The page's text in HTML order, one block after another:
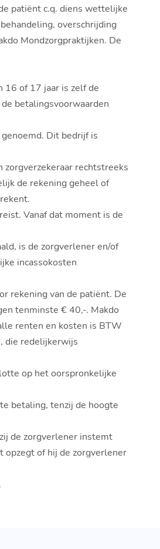
patiënt c.q. diens wettelijke
overschrijding
Mondzorgpraktijken. De
16 of 17 jaar is zelf de
betalingsvoorwaarden
Dit bedrijf is
rechtstreeks
de rekening geheel of
Vanaf dat moment is de
is de zorgverlener en/of
incassokosten
rekening van de patiënt. De
tenminste € 40,-. Makdo
renten en kosten is BTW
die redelijkerwijs
op het oorspronkelijke
betaling, tenzij de hoogte
de zorgverlener instemt
opzegt of hij de zorgverlener